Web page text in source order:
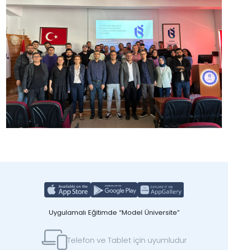
Uygulamalı Eğitimde “Model Üniversite”
Telefon ve Tablet için uyumludur